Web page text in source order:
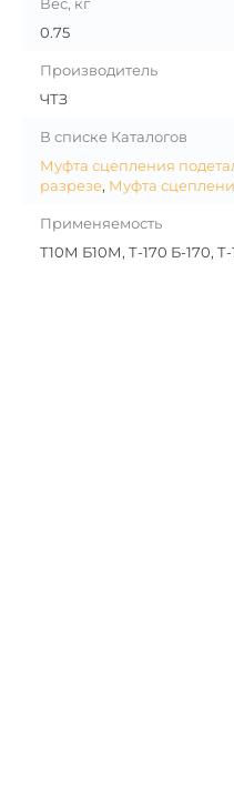
0.75
Производитель
ЧТЗ
В списке Каталогов
Муфта сцепления
разрезе, Муфта
Применяемость
Т10М Б10М, Т-170 Б-170, Т-